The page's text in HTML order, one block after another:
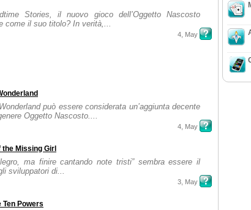
Stories, il nuovo gioco dell’Oggetto Nascosto
come il suo titolo? In verità,...
4, May
può essere considerata un’aggiunta decente
Oggetto Nascosto....
4, May
Missing Girl
ma finire cantando note tristi” sembra essere il
sviluppatori di...
3, May
Ten Powers